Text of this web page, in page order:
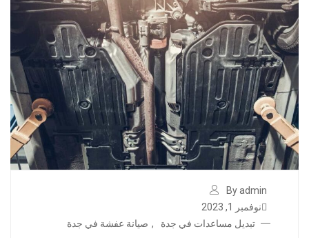
By admin
نوفمبر 1, 2023
تبديل مساعدات في جدة
, صيانة عفشة في جدة